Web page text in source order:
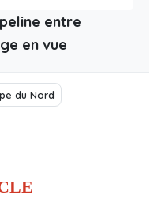
entre
en vue
du Nord